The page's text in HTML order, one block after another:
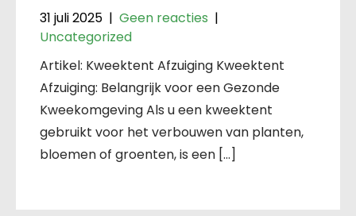
31 juli 2025 | Geen reacties |
Uncategorized
Artikel: Kweektent Afzuiging Kweektent
Afzuiging: Belangrijk voor een Gezonde
Kweekomgeving Als u een kweektent
gebruikt voor het verbouwen van planten,
bloemen of groenten, is een […]